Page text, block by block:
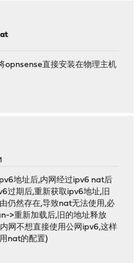
opnsense直接安装在物理主机
地址后,内网经过ipv6 nat后
过期后,重新获取ipv6地址,旧
仍然存在,导致nat无法使用,必
>重新加载后,旧的地址释放
网不想直接使用公网ipv6,这样
nat的配置)